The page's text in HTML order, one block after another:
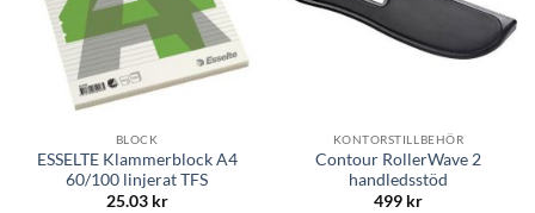
BLOCK
ESSELTE Klammerblock A4
60/100 linjerat TFS
25.03 kr
KONTORSTILLBEHÖR
Contour RollerWave 2
handledsstöd
499 kr